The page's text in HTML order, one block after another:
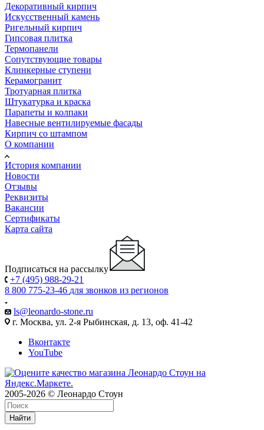
Декоративный кирпич
Искусственный камень
Ригельный кирпич
Гипсовая плитка
Термопанели
Сопутствующие товары
Клинкерные ступени
Керамогранит
Тротуарная плитка
Штукатурка и краска
Парапеты и колпаки
Навесные вентилируемые фасады
Кирпич со штампом
О компании
История компании
Новости
Отзывы
Реквизиты
Вакансии
Сертификаты
Карта сайта
Подписаться на рассылку
+7 (495) 988-29-21
8 800 775-23-46 для звонков из регионов
ls@leonardo-stone.ru
г. Москва, ул. 2-я Рыбинская, д. 13, оф. 41-42
Вконтакте
YouTube
2005-2026 © Леонардо Стоун
Найти